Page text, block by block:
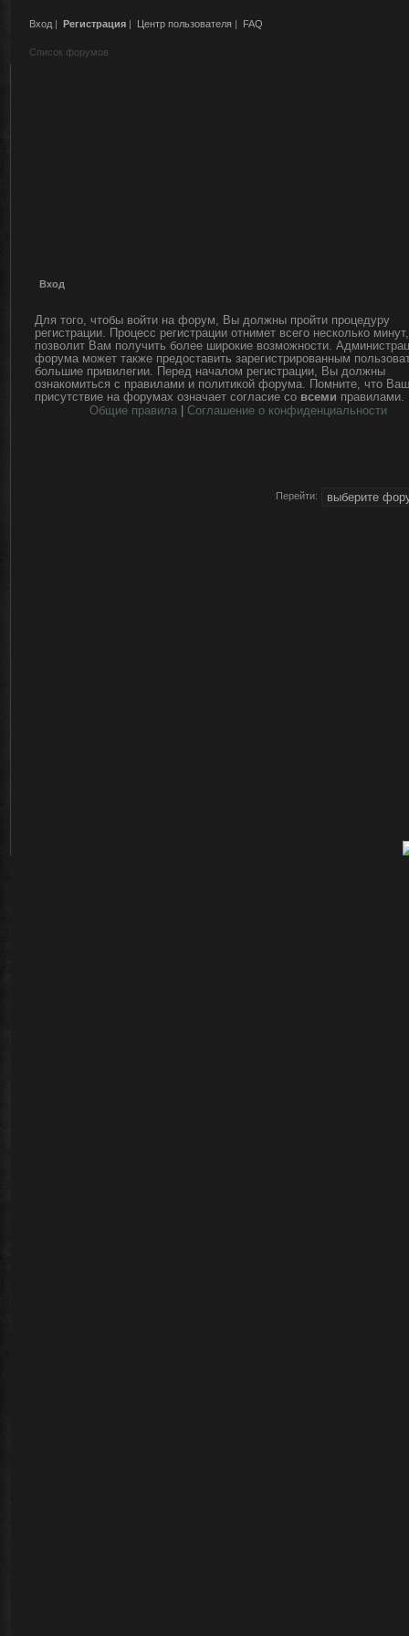
Вход | Регистрация | Центр пользователя | FAQ
Список форумов
Вход
Для того, чтобы войти на форум, Вы должны пройти процедуру
регистрации. Процесс регистрации отнимет всего несколько
позволит Вам получить более широкие возможности.
форума может также предоставить зарегистрированным
большие привилегии. Перед началом регистрации, Вы должны
ознакомиться с правилами и политикой форума. Помните, что
присутствие на форумах означает согласие со всеми правилами.
Общие правила
Соглашение о конфиденциальности
Перейти: